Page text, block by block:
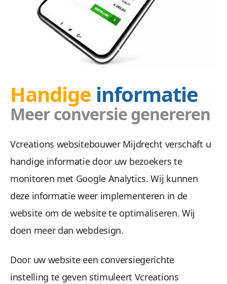
Handige informatie
Meer conversie genereren
Vcreations websitebouwer Mijdrecht verschaft u
handige informatie door uw bezoekers te
monitoren met Google Analytics. Wij kunnen
deze informatie weer implementeren in de
website om de website te optimaliseren. Wij
doen meer dan webdesign.
Door uw website een conversiegerichte
instelling te geven stimuleert Vcreations